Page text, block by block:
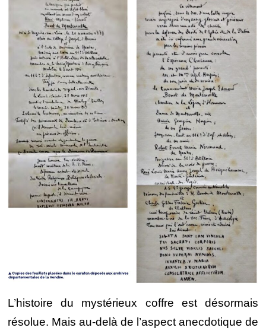
L’histoire du mystérieux coffre est désormais
résolue. Mais au-delà de l’aspect anecdotique de